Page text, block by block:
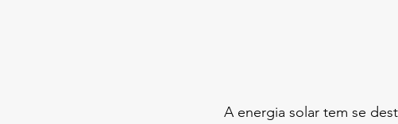
A energia solar tem se